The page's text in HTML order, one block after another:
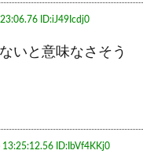
ID:iJ49Icdj0
いと意味なさそう
ID:IbVf4KKj0